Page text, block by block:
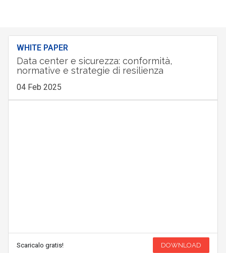
WHITE PAPER
Data center e sicurezza: conformità,
normative e strategie di resilienza
04 Feb 2025
Scaricalo gratis! DOWNLOAD